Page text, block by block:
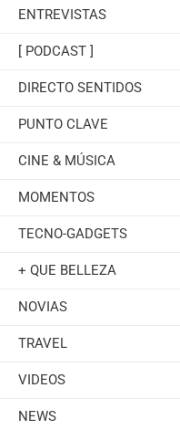
ENTREVISTAS
[ PODCAST ]
DIRECTO SENTIDOS
PUNTO CLAVE
CINE & MÚSICA
MOMENTOS
TECNO-GADGETS
+ QUE BELLEZA
NOVIAS
TRAVEL
VIDEOS
NEWS